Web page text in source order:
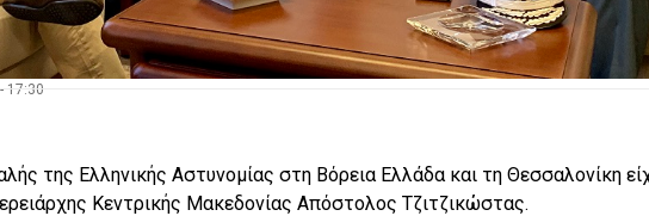
17:30
της Ελληνικής Αστυνομίας στη Βόρεια Ελλάδα και τη Θεσσαλονίκη
Κεντρικής Μακεδονίας Απόστολος Τζιτζικώστας.